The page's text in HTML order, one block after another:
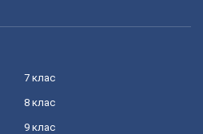
7 клас
8 клас
9 клас